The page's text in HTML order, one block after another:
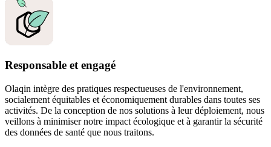
Responsable et engagé
Olaqin intègre des pratiques respectueuses de l'environnement,
socialement équitables et économiquement durables dans toutes ses
activités. De la conception de nos solutions à leur déploiement, nous
veillons à minimiser notre impact écologique et à garantir la sécurité
des données de santé que nous traitons.